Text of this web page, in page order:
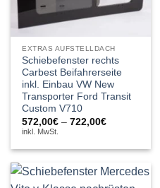
EXTRAS AUFSTELLDACH
Schiebefenster rechts
Carbest Beifahrerseite
inkl. Einbau VW New
Transporter Ford Transit
Custom V710
572,00€ –722,00€Preisspanne:
722,00€
inkl. MwSt.